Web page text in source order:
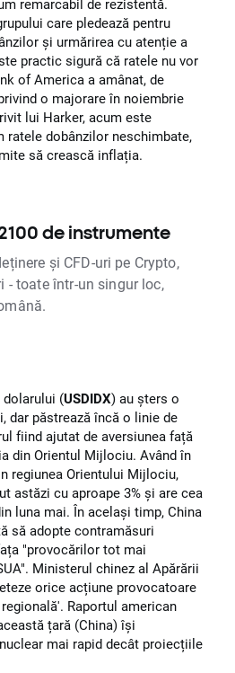
remarcabil de rezistentă.
care pledează pentru
și urmărirea cu atenție a
practic sigură că ratele nu vor
of America a amânat, de
o majorare în noiembrie
lui Harker, acum este
ratele dobânzilor neschimbate,
să crească inflația.
de instrumente
și CFD-uri pe Crypto,
- toate într-un singur loc,
(USDIDX) au șters o
dar păstrează încă o linie de
fiind ajutat de aversiunea față
din Orientul Mijlociu. Având în
regiunea Orientului Mijlociu,
astăzi cu aproape 3% și are cea
luna mai. În același timp, China
să adopte contramăsuri
"provocărilor tot mai
Ministerul chinez al Apărării
orice acțiune provocatoare
Raportul american
țară (China) își
mai rapid decât proiecțiile